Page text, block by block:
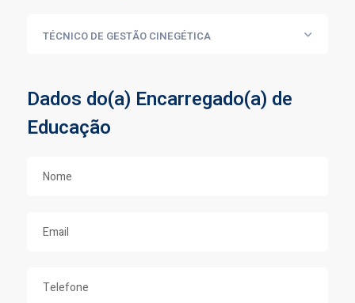
Dados do(a) Encarregado(a) de
Educação